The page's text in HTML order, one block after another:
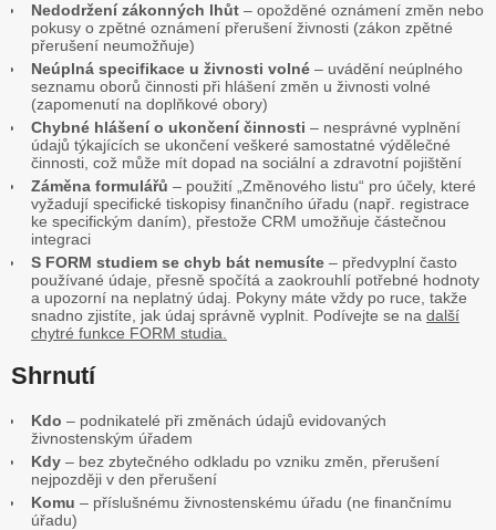
Nedodržení zákonných lhůt – opožděné oznámení změn nebo
pokusy o zpětné oznámení přerušení živnosti (zákon zpětné
přerušení neumožňuje)
Neúplná specifikace u živnosti volné – uvádění neúplného
seznamu oborů činnosti při hlášení změn u živnosti volné
(zapomenutí na doplňkové obory)
Chybné hlášení o ukončení činnosti – nesprávné vyplnění
údajů týkajících se ukončení veškeré samostatné výdělečné
činnosti, což může mít dopad na sociální a zdravotní pojištění
Záměna formulářů – použití „Změnového listu“ pro účely, které
vyžadují specifické tiskopisy finančního úřadu (např. registrace
ke specifickým daním), přestože CRM umožňuje částečnou
integraci
S FORM studiem se chyb bát nemusíte – předvyplní často
používané údaje, přesně spočítá a zaokrouhlí potřebné hodnoty
a upozorní na neplatný údaj. Pokyny máte vždy po ruce, takže
snadno zjistíte, jak údaj správně vyplnit. Podívejte se na další
chytré funkce FORM studia.
Shrnutí
Kdo – podnikatelé při změnách údajů evidovaných
živnostenským úřadem
Kdy – bez zbytečného odkladu po vzniku změn, přerušení
nejpozději v den přerušení
Komu – příslušnému živnostenskému úřadu (ne finančnímu
úřadu)